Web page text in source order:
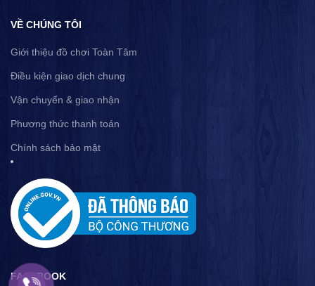
VỀ CHÚNG TÔI
Giới thiệu đồ chơi Toàn Tâm
Điều kiện giao dịch chung
Vận chuyển & giao nhận
Phương thức thanh toán
Chính sách bảo mật
FACEBOOK